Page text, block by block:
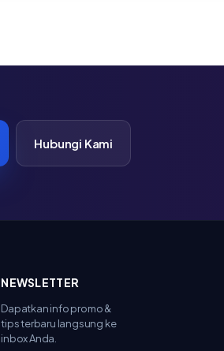
Hubungi Kami
NEWSLETTER
Dapatkan info promo &
tips terbaru langsung ke
inbox Anda.